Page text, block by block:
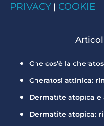
PRIVACY | COOKIE
Che cos’è la
Cheratosi attinica:
Dermatite atopica e
Dermatite atopica: